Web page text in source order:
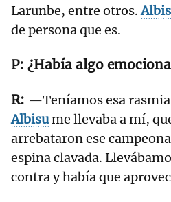
Larunbe, entre otros.
de persona que es.
¿Había algo
—Teníamos esa rasmia
Albisume llevaba a mí,
arrebataron ese
espina clavada.
contra y había que